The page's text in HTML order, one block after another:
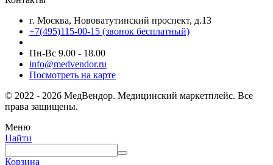
г. Москва, Нововатутинский проспект, д.13
+7(495)115-00-15 (звонок бесплатный)
Пн-Вс 9.00 - 18.00
info@medvendor.ru
Посмотреть на карте
© 2022 - 2026 МедВендор. Медицинский маркетплейс. Все
права защищены.
Меню
Найти
Корзина